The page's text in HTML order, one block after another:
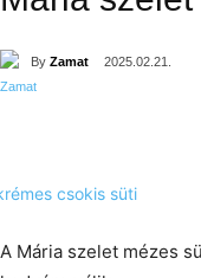
By Zamat 2025.02.21.
A Mária szelet mézes